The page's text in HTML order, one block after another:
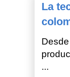
La
...